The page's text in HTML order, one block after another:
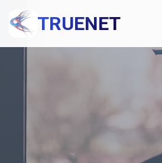
TRUENET